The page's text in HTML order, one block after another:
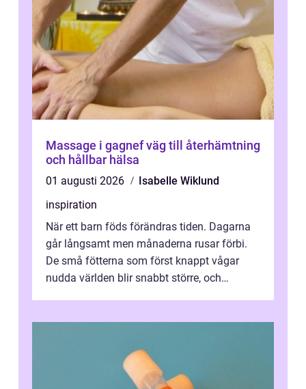
Massage i gagnef väg till återhämtning
och hållbar hälsa
01 augusti 2026
Isabelle Wiklund
inspiration
När ett barn föds förändras tiden. Dagarna
går långsamt men månaderna rusar förbi.
De små fötterna som först knappt vågar
nudda världen blir snabbt större, och